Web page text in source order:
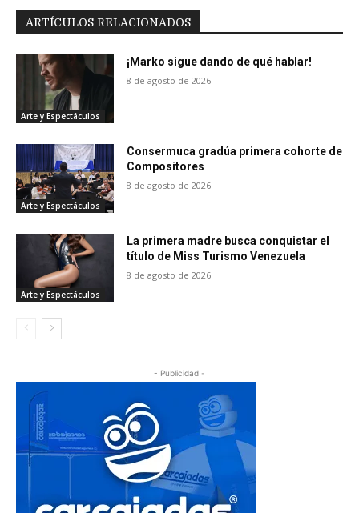
ARTÍCULOS RELACIONADOS
Arte y Espectáculos
¡Marko sigue dando de qué hablar!
8 de agosto de 2026
Arte y Espectáculos
Consermuca gradúa primera cohorte de
Compositores
8 de agosto de 2026
Arte y Espectáculos
La primera madre busca conquistar el
título de Miss Turismo Venezuela
8 de agosto de 2026
- Publicidad -